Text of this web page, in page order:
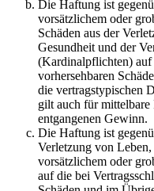
Die Haftung ist
vorsätzlichem oder
Schäden aus der
Gesundheit und der
(Kardinalpflichten) auf
vorhersehbaren
die vertragstypischen
gilt auch für mittelbare
entgangenen Gewinn.
Die Haftung ist
Verletzung von
vorsätzlichem oder
auf die bei